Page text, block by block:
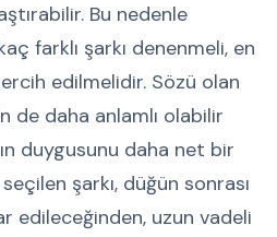
Bu nedenle
farklı şarkı denenmeli, en
edilmelidir. Sözü olan
de daha anlamlı olabilir
duygusunu daha net bir
şarkı, düğün sonrası
edileceğinden, uzun vadeli